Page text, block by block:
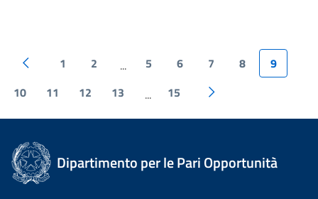
1 2 ... 5 6 7 8
9
10
11 12 13 ... 15
Dipartimento per le Pari Opportunità